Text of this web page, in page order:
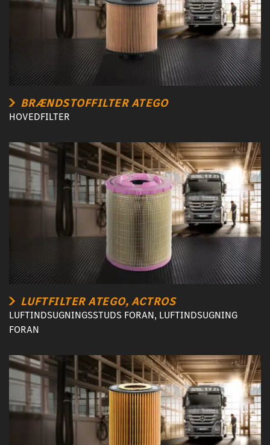
BRÆNDSTOFFILTER ATEGO
HOVEDFILTER
LUFTFILTER ATEGO, ACTROS
LUFTINDSUGNINGSSTUDS FORAN, LUFTINDSUGNING
FORAN